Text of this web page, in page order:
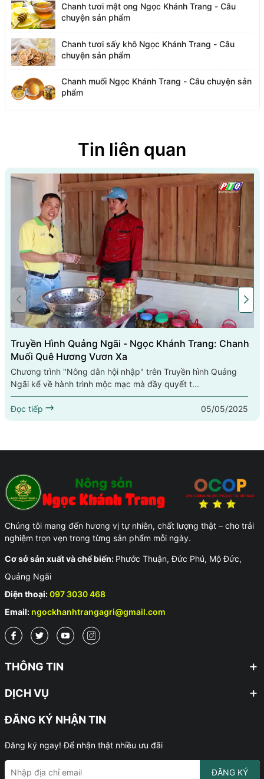
Chanh tươi mật ong Ngọc Khánh Trang - Câu
chuyện sản phẩm
Chanh tươi sấy khô Ngọc Khánh Trang - Câu
chuyện sản phẩm
Chanh muối Ngọc Khánh Trang - Câu chuyện sản
phẩm
Tin liên quan
Truyền Hình Quảng Ngãi - Ngọc Khánh Trang: Chanh
Muối Quê Hương Vươn Xa
Chương trình "Nông dân hội nhập" trên Truyền hình Quảng
Ngãi kể về hành trình mộc mạc mà đầy quyết t...
Đọc tiếp 05/05/2025
Chúng tôi mang đến hương vị tự nhiên, chất lượng thật – cho trải
nghiệm trọn vẹn trong từng sản phẩm mỗi ngày.
Cơ sở sản xuất và chế biến: Phước Thuận, Đức Phú, Mộ Đức,
Quảng Ngãi
Điện thoại:097 3030 468
Email: ngockhanhtrangagri@gmail.com
THÔNG TIN
DỊCH VỤ
ĐĂNG KÝ NHẬN TIN
Đăng ký ngay! Để nhận thật nhiều ưu đãi
ĐĂNG KÝ